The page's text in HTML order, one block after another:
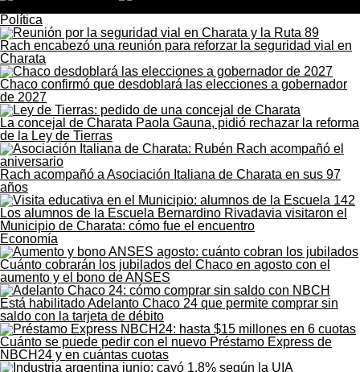
Política
Rach encabezó una reunión para reforzar la seguridad vial en
Charata
Chaco confirmó que desdoblará las elecciones a gobernador
de 2027
La concejal de Charata Paola Gauna, pidió rechazar la reforma
de la Ley de Tierras
Rach acompañó a Asociación Italiana de Charata en sus 97
años
Los alumnos de la Escuela Bernardino Rivadavia visitaron el
Municipio de Charata: cómo fue el encuentro
Economía
Cuánto cobrarán los jubilados del Chaco en agosto con el
aumento y el bono de ANSES
Está habilitado Adelanto Chaco 24 que permite comprar sin
saldo con la tarjeta de débito
Cuánto se puede pedir con el nuevo Préstamo Express de
NBCH24 y en cuántas cuotas